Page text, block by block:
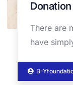
There are
have
B-